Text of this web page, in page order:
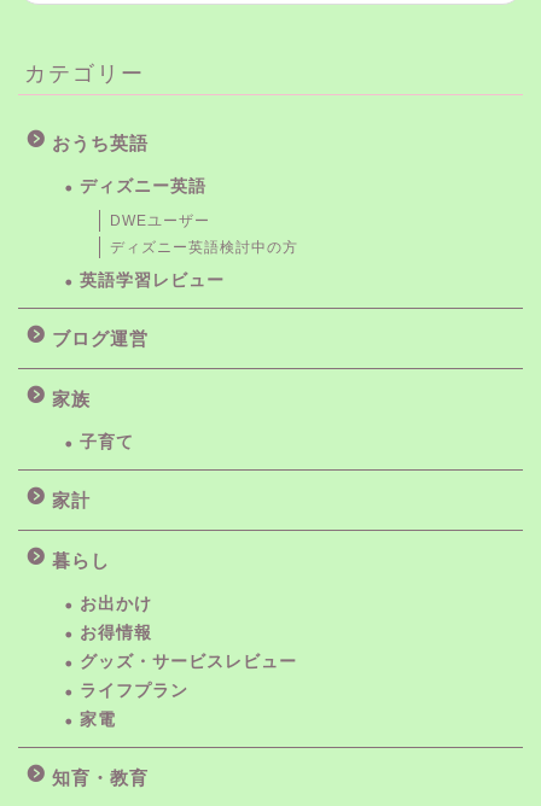
カテゴリー
おうち英語
ディズニー英語
DWEユーザー
ディズニー英語検討中の方
英語学習レビュー
ブログ運営
家族
子育て
家計
暮らし
お出かけ
お得情報
グッズ・サービスレビュー
ライフプラン
家電
知育・教育